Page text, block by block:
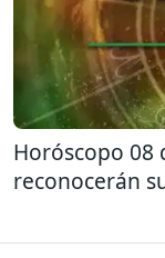
Horóscopo 08
reconocerán